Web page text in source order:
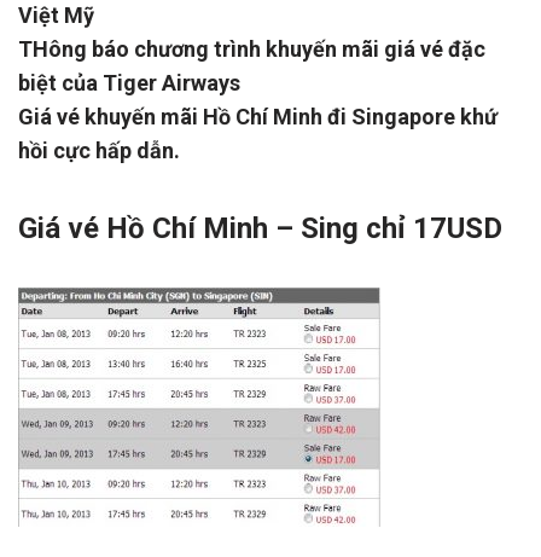
Việt Mỹ
THông báo chương trình khuyến mãi giá vé đặc
biệt của Tiger Airways
Giá vé khuyến mãi Hồ Chí Minh đi Singapore khứ
hồi cực hấp dẫn.
Giá vé Hồ Chí Minh – Sing chỉ 17USD